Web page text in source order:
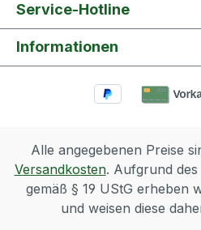
Service-Hotline
Informationen
Alle angegebenen Preise
Versandkosten. Aufgrund
gemäß § 19 UStG erheben
und weisen diese